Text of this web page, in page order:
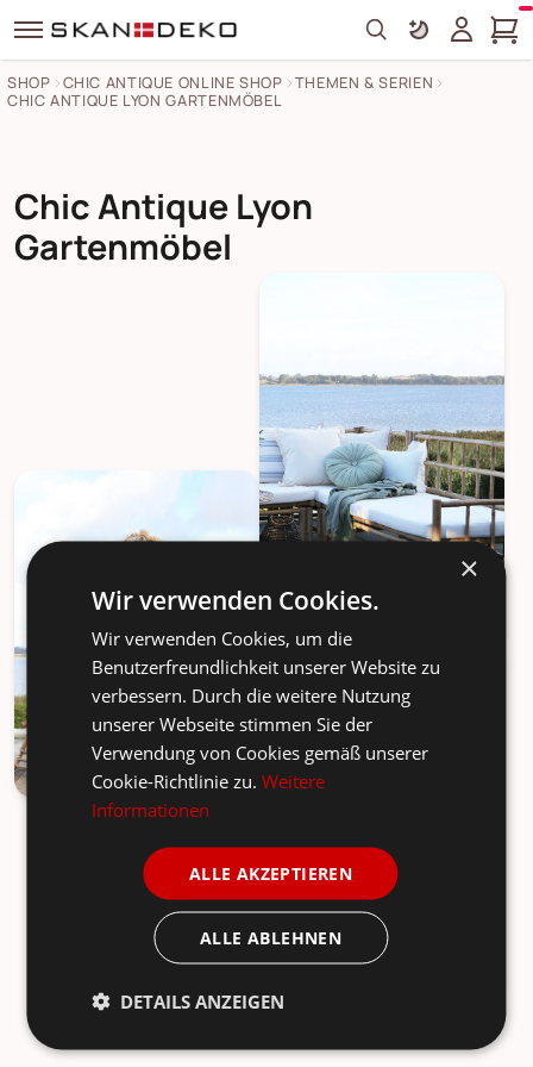
Search
SHOP CHIC ANTIQUE ONLINE SHOP
THEMEN & SERIEN
CHIC ANTIQUE LYON GARTENMÖBEL
Chic Antique Lyon
Gartenmöbel
×
Wir verwenden Cookies.
Wir verwenden Cookies, um die
Benutzerfreundlichkeit unserer Website zu
verbessern. Durch die weitere Nutzung
unserer Webseite stimmen Sie der
Verwendung von Cookies gemäß unserer
Cookie-Richtlinie zu.Weitere
Informationen
ALLE AKZEPTIEREN
ALLE ABLEHNEN
DETAILS ANZEIGEN